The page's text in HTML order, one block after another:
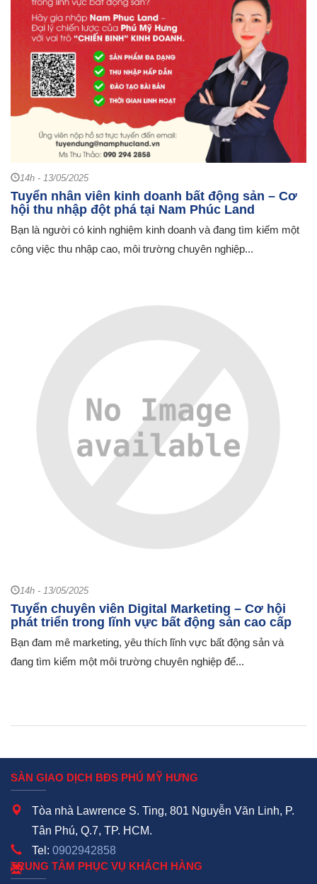
14h - 13/05/2025
Tuyển nhân viên kinh doanh bất động sản – Cơ
hội thu nhập đột phá tại Nam Phúc Land
Bạn là người có kinh nghiệm kinh doanh và đang tìm kiếm một
công việc thu nhập cao, môi trường chuyên nghiệp...
14h - 13/05/2025
Tuyển chuyên viên Digital Marketing – Cơ hội
phát triển trong lĩnh vực bất động sản cao cấp
Bạn đam mê marketing, yêu thích lĩnh vực bất động sản và
đang tìm kiếm một môi trường chuyên nghiệp để...
SÀN GIAO DỊCH BĐS PHÚ MỸ HƯNG
Tòa nhà Lawrence S. Ting, 801 Nguyễn Văn Linh, P.
Tân Phú, Q.7, TP. HCM.
Tel: 0902942858
TRUNG TÂM PHỤC VỤ KHÁCH HÀNG